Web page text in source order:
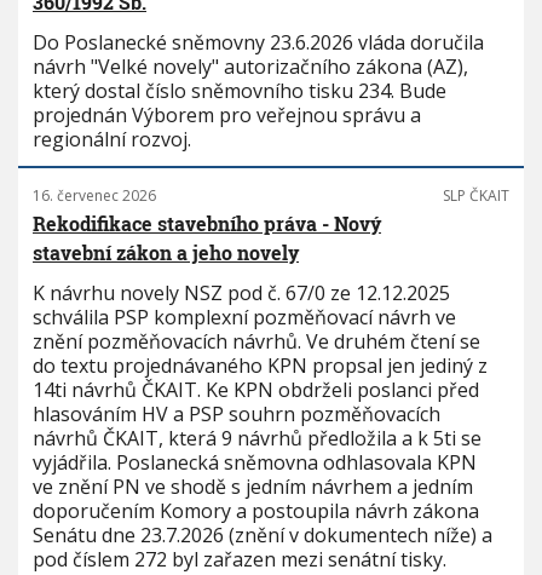
Do Poslanecké sněmovny 23.6.2026 vláda doručila
návrh "Velké novely" autorizačního zákona (AZ),
který dostal číslo sněmovního tisku 234. Bude
projednán Výborem pro veřejnou správu a
regionální rozvoj.
16. červenec 2026 SLP ČKAIT
Rekodifikace stavebního práva - Nový
stavební zákon a jeho novely
K návrhu novely NSZ pod č. 67/0 ze 12.12.2025
schválila PSP komplexní pozměňovací návrh ve
znění pozměňovacích návrhů. Ve druhém čtení se
do textu projednávaného KPN propsal jen jediný z
14ti návrhů ČKAIT. Ke KPN obdrželi poslanci před
hlasováním HV a PSP souhrn pozměňovacích
návrhů ČKAIT, která 9 návrhů předložila a k 5ti se
vyjádřila. Poslanecká sněmovna odhlasovala KPN
ve znění PN ve shodě s jedním návrhem a jedním
doporučením Komory a postoupila návrh zákona
Senátu dne 23.7.2026 (znění v dokumentech níže) a
pod číslem 272 byl zařazen mezi senátní tisky.